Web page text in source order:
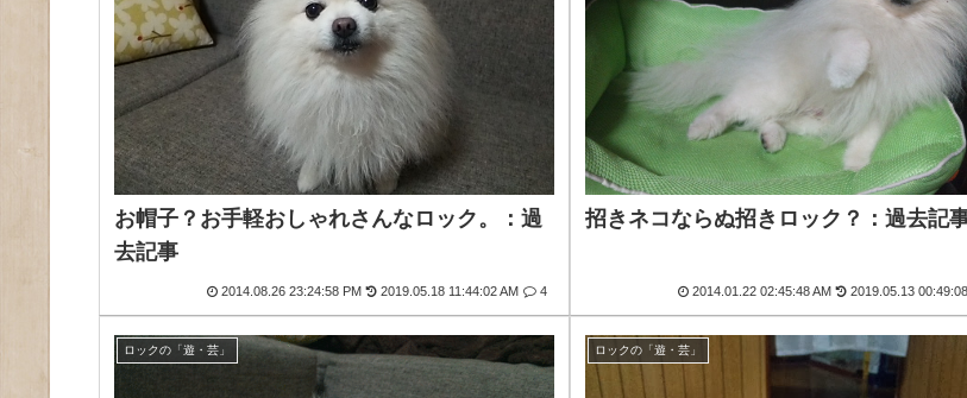
お帽子？お手軽おしゃれさんなロック。：過
去記事
2014.08.26 23:24:58 PM 2019.05.18 11:44:02 AM 4
招きネコならぬ招きロック？：過去記
2014.01.22 02:45:48 AM 2019.05.13
ロックの「遊・芸」 ロックの「遊・芸」